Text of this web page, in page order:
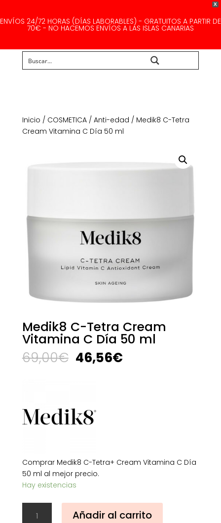
X
ENVÍOS 24/72 HORAS (DÍAS LABORABLES) - GRATUITOS A PARTIR DE
70€ - NO HACEMOS ENVÍOS A LAS ISLAS CANARIAS
Inicio / COSMETICA/ Anti-edad / Medik8 C-Tetra
Cream Vitamina C Día 50 ml
Medik8 C-Tetra Cream
Vitamina C Día 50 ml
69,00€ El
precio
46,56€El
Comprar Medik8 C-Tetra+ Cream Vitamina C Día
50 ml al mejor precio.
Hay existencias
Añadir al carrito